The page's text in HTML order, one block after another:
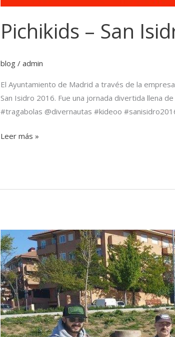
Pichikids – San
blog /admin
El Ayuntamiento de Madrid a través de la
San Isidro 2016. Fue una jornada divertida llena
#tragabolas @divernautas #kideoo
Leer más »
Madrid
se
mueve